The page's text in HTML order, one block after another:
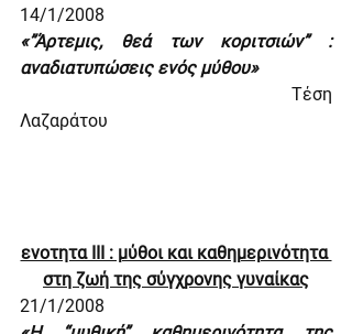
14/1/2008
«”Άρτεμις, θεά των κοριτσιών” :
αναδιατυπώσεις ενός μύθου»
Τέση
Λαζαράτου
ενοτητα ΙΙΙ : μύθοι και καθημερινότητα
στη ζωή της σύγχρονης γυναίκας
21/1/2008